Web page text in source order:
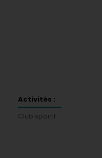
Activités :
Club sportif